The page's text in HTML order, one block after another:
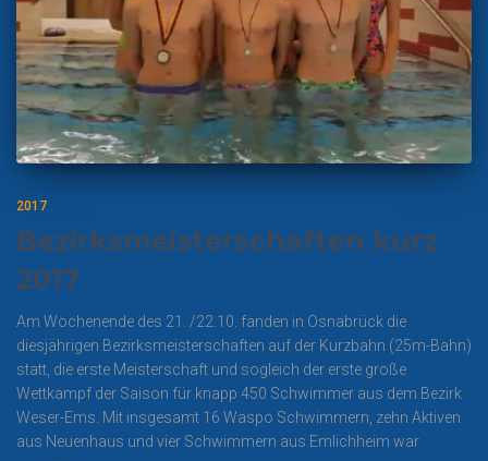
2017
Bezirksmeisterschaften kurz
2017
Am Wochenende des 21. /22.10. fanden in Osnabrück die
diesjährigen Bezirksmeisterschaften auf der Kurzbahn (25m-Bahn)
statt, die erste Meisterschaft und sogleich der erste große
Wettkampf der Saison für knapp 450 Schwimmer aus dem Bezirk
Weser-Ems. Mit insgesamt 16 Waspo Schwimmern, zehn Aktiven
aus Neuenhaus und vier Schwimmern aus Emlichheim war